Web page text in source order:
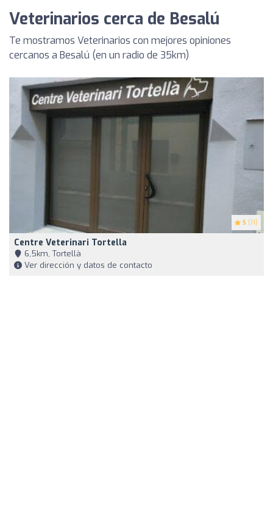
Veterinarios cerca de Besalú
Te mostramos Veterinarios con mejores opiniones
cercanos a Besalú (en un radio de 35km)
5 (11)
Centre Veterinari Tortella
6,5km, Tortellà
Ver dirección y datos de contacto